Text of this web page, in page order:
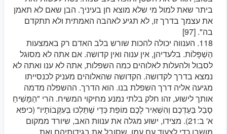
ביתר שאת למול מי שלא מוצא חן בעיניך. הבן שאם לא תאמן
את עצמך בדרך זו, לא תגיע לאהבה האמתית ולא תתקדם
בה". [97]
118. הענווה יכולה להכות שורש בלב האדם רק באמצעות
הַשְׁפָּלוֹת. בלעדיהן, אין ענוה ואין קדושה. אם אתה לא מסוגל
לסבול ולהעלות לאלוהים כמה השפלות, אתה לא ענו ואתה לא
נמצא בדרך לקדושה. הקדושה שהאלוהים מעניק לכנסייתו
מגיעה אליה דרך השפלת בנו. הוא הדרך. ההשפלה מדמה
אותך לישוע, זהו חלק בלתי נמנע מחיקוי המשיח. הרי "הַמָּשִׁיחַ
סָבַל בַּעַדְכֶם וְהִשְׁאִיר לָכֶם מוֹפֵת כְּדֵי שֶׁתֵּלְכוּ בְּעִקְּבוֹתָיו" (כיפא
א' ב:21). מצידו, ישוע מגלה את ענוות האב, שיורד ממקום